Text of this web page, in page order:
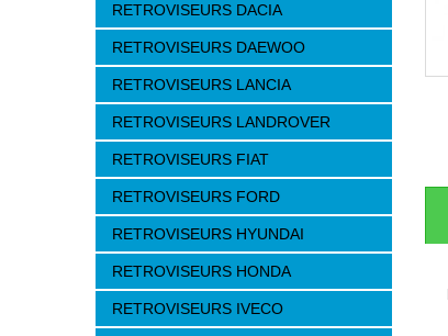
RETROVISEURS DACIA
RETROVISEURS DAEWOO
RETROVISEURS LANCIA
RETROVISEURS LANDROVER
RETROVISEURS FIAT
RETROVISEURS FORD
RETROVISEURS HYUNDAI
RETROVISEURS HONDA
RETROVISEURS IVECO